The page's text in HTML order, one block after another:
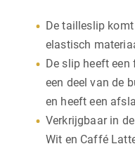
De tailleslip
elastisch
De slip heeft
een deel van de
en heeft een
Verkrijgbaar in
Wit en Caffé